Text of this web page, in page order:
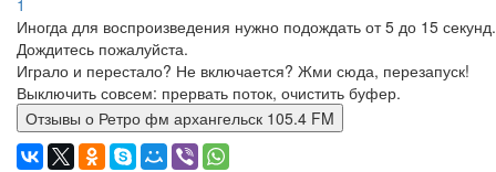
1
Иногда для воспроизведения нужно подождать от 5 до 15 секунд.
Дождитесь пожалуйста.
Играло и перестало? Не включается? Жми сюда, перезапуск!
Выключить совсем: прервать поток, очистить буфер.
Отзывы о Ретро фм архангельск 105.4 FM